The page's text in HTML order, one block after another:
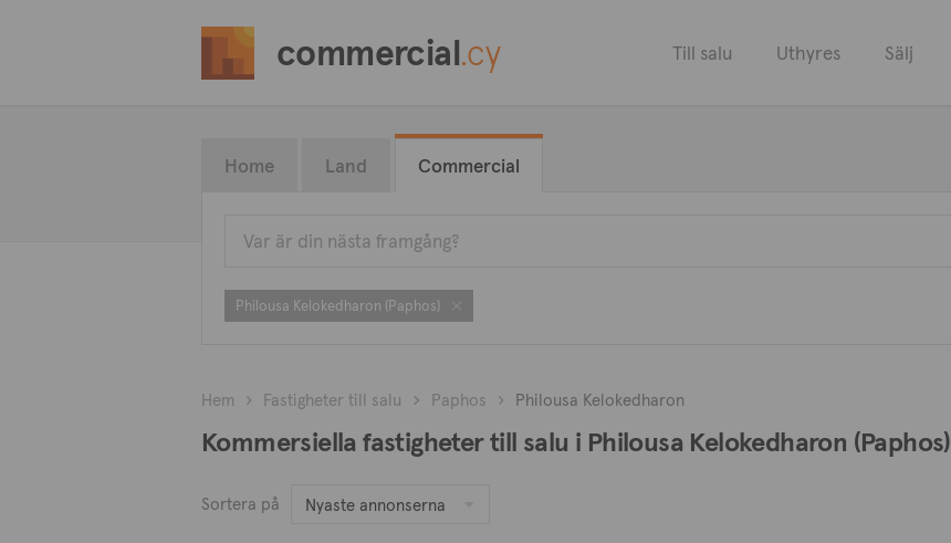
commercial.cy Till salu Uthyres Sälj
Home Land Commercial
Philousa Kelokedharon (Paphos)
Hem Fastigheter till salu Paphos Philousa Kelokedharon
Kommersiella fastigheter till salu i Philousa Kelokedharon (Paphos)
Sortera på Nyaste annonserna